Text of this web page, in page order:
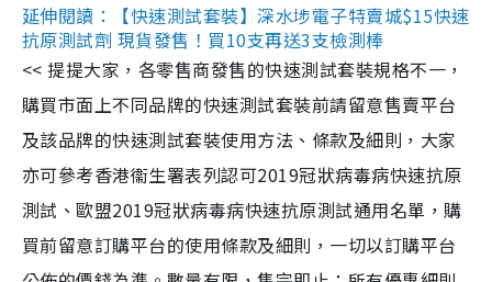
延伸閱讀：【快速測試套裝】深水埗電子特賣城$15快速
抗原測試劑 現貨發售！買10支再送3支檢測棒
<< 提提大家，各零售商發售的快速測試套裝規格不一，
購買市面上不同品牌的快速測試套裝前請留意售賣平台
及該品牌的快速測試套裝使用方法、條款及細則，大家
亦可參考香港衞生署表列認可2019冠狀病毒病快速抗原
測試、歐盟2019冠狀病毒病快速抗原測試通用名單，購
買前留意訂購平台的使用條款及細則，一切以訂購平台